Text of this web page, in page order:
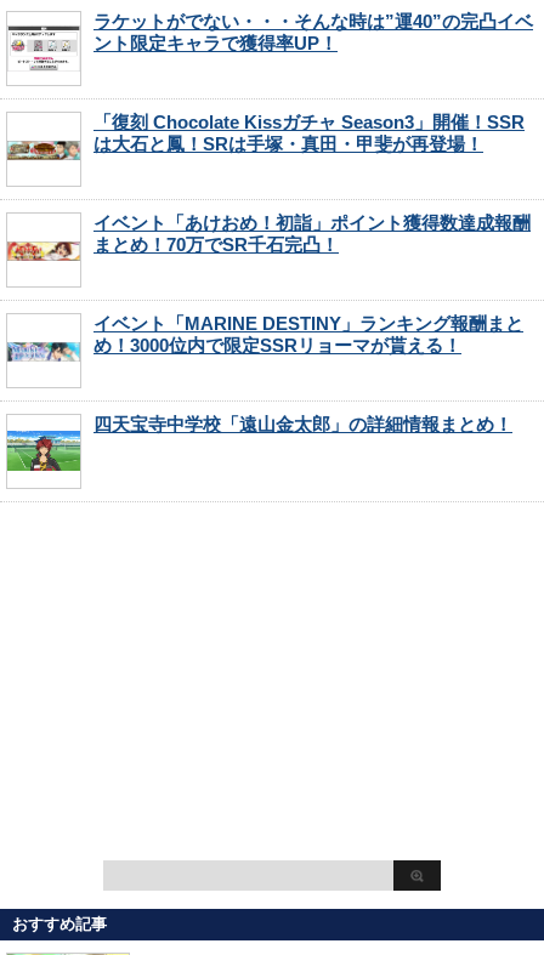
ラケットがでない・・・そんな時は”運40”の完凸イベ
ント限定キャラで獲得率UP！
「復刻 Chocolate Kissガチャ Season3」開催！SSR
は大石と鳳！SRは手塚・真田・甲斐が再登場！
イベント「あけおめ！初詣」ポイント獲得数達成報酬
まとめ！70万でSR千石完凸！
イベント「MARINE DESTINY」ランキング報酬まと
め！3000位内で限定SSRリョーマが貰える！
四天宝寺中学校「遠山金太郎」の詳細情報まとめ！
おすすめ記事